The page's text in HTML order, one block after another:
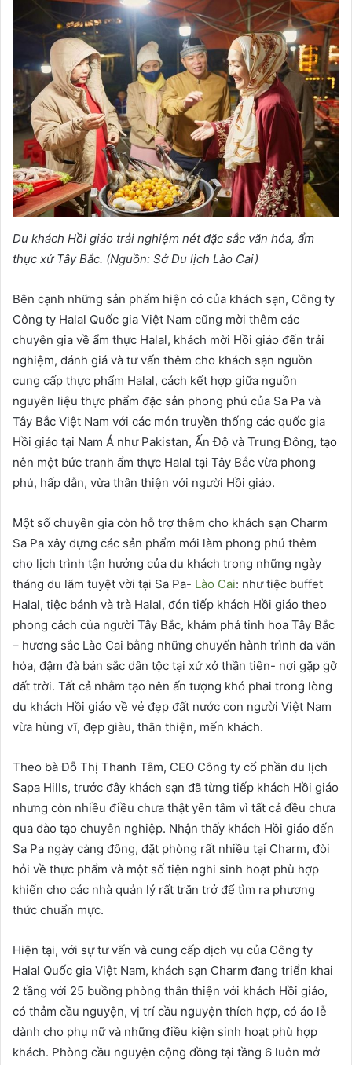
Du khách Hồi giáo trải nghiệm nét đặc sắc văn hóa, ẩm
thực xứ Tây Bắc. (Nguồn: Sở Du lịch Lào Cai)
Bên cạnh những sản phẩm hiện có của khách sạn, Công ty
Công ty Halal Quốc gia Việt Nam cũng mời thêm các
chuyên gia về ẩm thực Halal, khách mời Hồi giáo đến trải
nghiệm, đánh giá và tư vấn thêm cho khách sạn nguồn
cung cấp thực phẩm Halal, cách kết hợp giữa nguồn
nguyên liệu thực phẩm đặc sản phong phú của Sa Pa và
Tây Bắc Việt Nam với các món truyền thống các quốc gia
Hồi giáo tại Nam Á như Pakistan, Ấn Độ và Trung Đông, tạo
nên một bức tranh ẩm thực Halal tại Tây Bắc vừa phong
phú, hấp dẫn, vừa thân thiện với người Hồi giáo.
Một số chuyên gia còn hỗ trợ thêm cho khách sạn Charm
Sa Pa xây dựng các sản phẩm mới làm phong phú thêm
cho lịch trình tận hưởng của du khách trong những ngày
tháng du lãm tuyệt vời tại Sa Pa- Lào Cai: như tiệc buffet
Halal, tiệc bánh và trà Halal, đón tiếp khách Hồi giáo theo
phong cách của người Tây Bắc, khám phá tinh hoa Tây Bắc
– hương sắc Lào Cai bằng những chuyến hành trình đa văn
hóa, đậm đà bản sắc dân tộc tại xứ xở thần tiên- nơi gặp gỡ
đất trời. Tất cả nhằm tạo nên ấn tượng khó phai trong lòng
du khách Hồi giáo về vẻ đẹp đất nước con người Việt Nam
vừa hùng vĩ, đẹp giàu, thân thiện, mến khách.
Theo bà Đỗ Thị Thanh Tâm, CEO Công ty cổ phần du lịch
Sapa Hills, trước đây khách sạn đã từng tiếp khách Hồi giáo
nhưng còn nhiều điều chưa thật yên tâm vì tất cả đều chưa
qua đào tạo chuyên nghiệp. Nhận thấy khách Hồi giáo đến
Sa Pa ngày càng đông, đặt phòng rất nhiều tại Charm, đòi
hỏi về thực phẩm và một số tiện nghi sinh hoạt phù hợp
khiến cho các nhà quản lý rất trăn trở để tìm ra phương
thức chuẩn mực.
Hiện tại, với sự tư vấn và cung cấp dịch vụ của Công ty
Halal Quốc gia Việt Nam, khách sạn Charm đang triển khai
2 tầng với 25 buồng phòng thân thiện với khách Hồi giáo,
có thảm cầu nguyện, vị trí cầu nguyện thích hợp, có áo lễ
dành cho phụ nữ và những điều kiện sinh hoạt phù hợp
khách. Phòng cầu nguyện cộng đồng tại tầng 6 luôn mở